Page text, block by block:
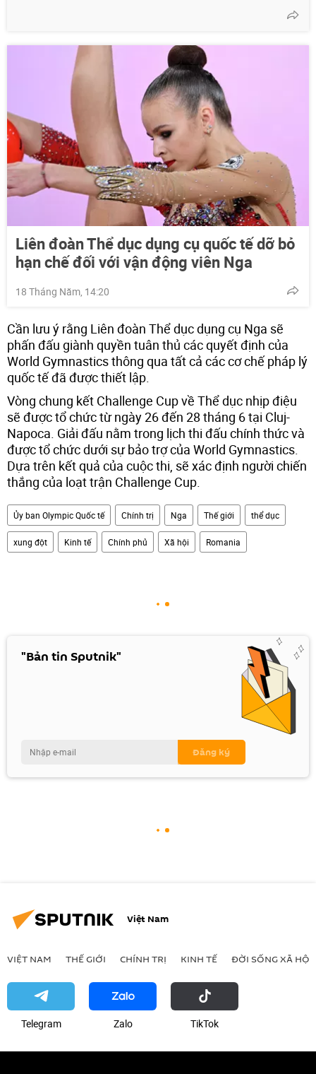
Liên đoàn Thể dục dụng cụ quốc tế dỡ bỏ
hạn chế đối với vận động viên Nga
18 Tháng Năm, 14:20
Cần lưu ý rằng Liên đoàn Thể dục dụng cụ Nga sẽ
phấn đấu giành quyền tuân thủ các quyết định của
World Gymnastics thông qua tất cả các cơ chế pháp lý
quốc tế đã được thiết lập.
Vòng chung kết Challenge Cup về Thể dục nhịp điệu
sẽ được tổ chức từ ngày 26 đến 28 tháng 6 tại Cluj-
Napoca. Giải đấu nằm trong lịch thi đấu chính thức và
được tổ chức dưới sự bảo trợ của World Gymnastics.
Dựa trên kết quả của cuộc thi, sẽ xác định người chiến
thắng của loạt trận Challenge Cup.
Ủy ban Olympic Quốc tế Chính trị Nga Thế giới thể dục
xung đột Kinh tế Chính phủ Xã hội Romania
"Bản tin Sputnik"
Việt Nam
VIỆT NAM THẾ GIỚI CHÍNH TRỊ KINH TẾ ĐỜI SỐNG XÃ HỘI
Telegram Zalo ТikТоk